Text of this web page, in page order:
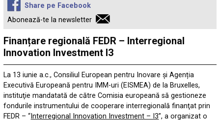
Share pe Facebook
Abonează-te la newsletter
Finanțare regională FEDR – Interregional
Innovation Investment I3
La 13 iunie a.c., Consiliul European pentru Inovare și Agenția
Executivă Europeană pentru IMM-uri (EISMEA) de la Bruxelles,
instituţie mandatată de către Comisia europeană să gestioneze
fondurile instrumentului de cooperare interregională finanţat prin
FEDR – “ Interregional Innovation Investment – I3”, a organizat o